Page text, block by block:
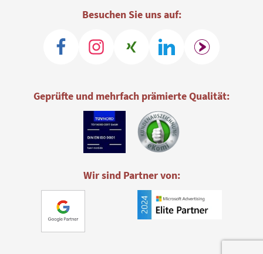
Besuchen Sie uns auf:
Geprüfte und mehrfach prämierte Qualität:
Wir sind Partner von: